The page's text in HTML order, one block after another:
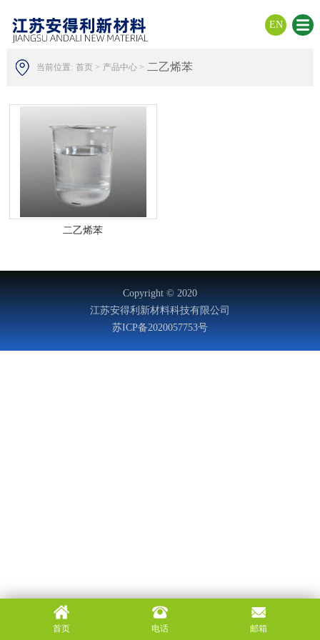
EN
当前位置: 首页 > 产品中心 > 二乙烯苯
二乙烯苯
首页 电话 邮箱
Copyright © 2020
江苏安得利新材料科技有限公司
苏ICP备2020057753号